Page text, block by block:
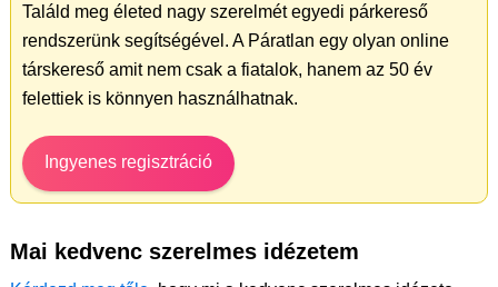
Találd meg életed nagy szerelmét egyedi párkereső
rendszerünk segítségével. A Páratlan egy olyan online
társkereső amit nem csak a fiatalok, hanem az 50 év
felettiek is könnyen használhatnak.
Ingyenes regisztráció
Mai kedvenc szerelmes idézetem